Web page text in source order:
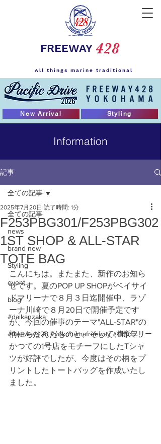
FREEWAY
All things marine traditional
428
New Arrival Styling
Information
記事
全ての記事
news
brand new
Styling
event
blog
#daikanzaka
#freeway428 #yokohamafreeway #横浜フリー
全ての記事
F253PBG301/F253PBG302
1ST SHOP & ALL-STAR
TOTE BAG
2025年7月20日 読了時間: 1分
こんにちは。またまた、新作のお知ら
せです。夏のPOP UP SHOPがベイサイ
ドマリーナで８月３日迄開催中、ラゾ
ーナ川崎で８月20日で開催予定です
が、今回の催事のテーマ"ALL-STAR"の
柄にちなんだものと、そして、昨年、
かつての1号店をモチーフにしたTシャ
ツが好評でしたが、今度はその柄をプ
リントしたトートバッグを作成いたし
ました。